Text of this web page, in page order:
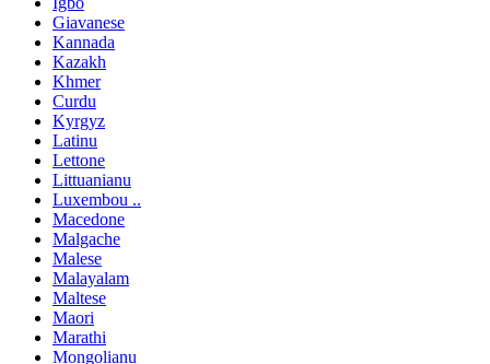
Giavanese
Kannada
Kazakh
Khmer
Curdu
Kyrgyz
Latinu
Lettone
Littuanianu
Luxembou ..
Macedone
Malgache
Malese
Malayalam
Maltese
Maori
Marathi
Mongolianu